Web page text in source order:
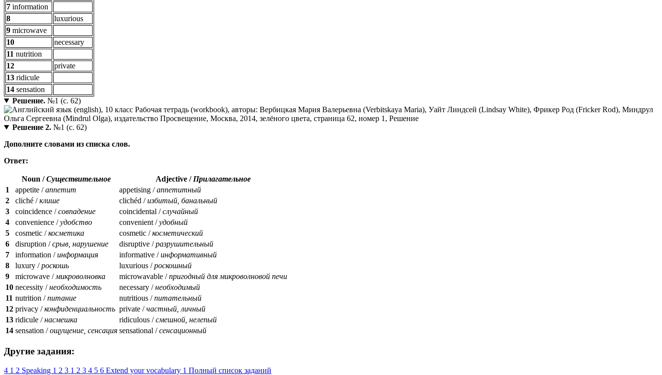
7 information
8
luxurious
9 microwave
10
necessary
11 nutrition
12
private
13 ridicule
14 sensation
Решение.№1 (с. 62)
Решение 2.№1 (с. 62)
Дополните словами из списка слов.
Ответ:
Noun /Существительное Adjective / Прилагательное
1
appetite /аппетит appetising /аппетитный
2
cliché /клише clichéd /избитый, банальный
3
coincidence /совпадение coincidental /случайный
4
convenience /удобство convenient /удобный
5
cosmetic /косметика cosmetic /косметический
6
disruption /срыв, нарушение disruptive /разрушительный
7
information /информация informative /информативный
8
luxury /роскошь luxurious /роскошный
9
microwave / микроволновка microwavable /пригодный для микроволновой печи
10 necessity /необходимость necessary /необходимый
11 nutrition /питание nutritious /питательный
12 privacy /конфиденциальность private /частный, личный
13 ridicule /насмешка ridiculous /смешной, нелепый
14 sensation /ощущение, сенсация sensational /сенсационный
Другие задания:
4 1 2 Speaking 1 2 3 1 2 3 4 5 6 Extend your vocabulary 1 Полный список заданий